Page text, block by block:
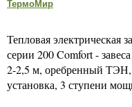
ТермоМир
Тепловая
серии 200 Comfort -
2-2,5 м, оребренный ТЭН,
установка, 3 ступени